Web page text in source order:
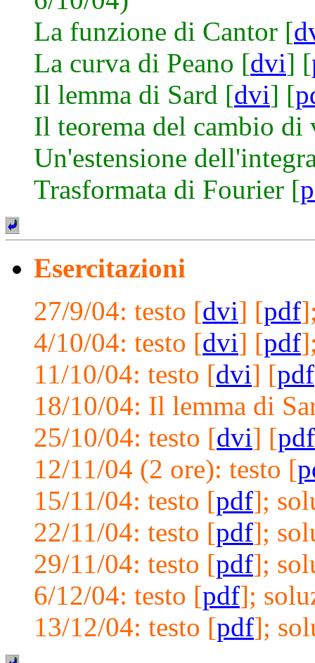
La funzione di Cantor [
La curva di Peano [dvi] [
Il lemma di Sard [dvi] [
Il teorema del cambio
Un'estensione
Trasformata di Fourier [
Esercitazioni
27/9/04: testo [dvi] [pdf
4/10/04: testo [dvi] [pdf
11/10/04: testo [dvi] [pdf
18/10/04: Il lemma di
25/10/04: testo [dvi] [pdf
12/11/04 (2 ore): testo [
15/11/04: testo [pdf];
22/11/04: testo [pdf];
29/11/04: testo [pdf];
6/12/04: testo [pdf];
13/12/04: testo [pdf];